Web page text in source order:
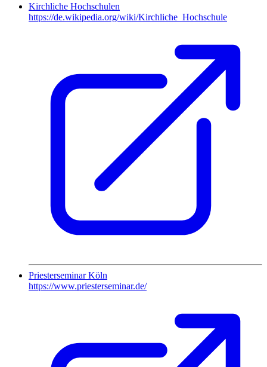
Kirchliche Hochschulen
https://de.wikipedia.org/wiki/Kirchliche_Hochschule
Priesterseminar Köln
https://www.priesterseminar.de/